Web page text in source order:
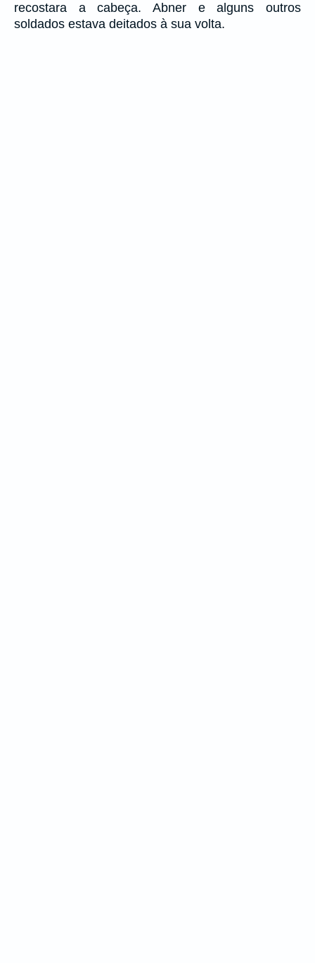
recostara a cabeça. Abner e alguns outros
soldados estava deitados à sua volta.